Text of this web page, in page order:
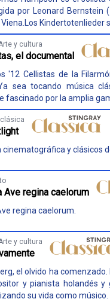
por Leonard Bernstein
Kindertotenlieder
y cultura
el documental
'12 Cellistas de la
sea tocando música
fascinado por la amplia
cinematográfica y clásicos
Ave regina caelorum
regina caelorum.
y cultura
el olvido ha
y pianista holandés
su vida como músico.